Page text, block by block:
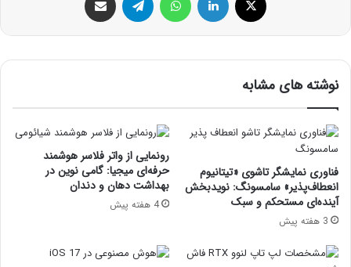
نوشته های مشابه
فناوری نمایشگر تاشوی «تیتانیوم
انعطاف‌پذیر» سامسونگ: نویدبخش
آینده‌ای مستحکم و سبک
3 هفته پیش
رونمایی از واتر فلاسر هوشمند
حرفه‌ای میجیا: گامی نوین در
بهداشت دهان و دندان
4 هفته پیش